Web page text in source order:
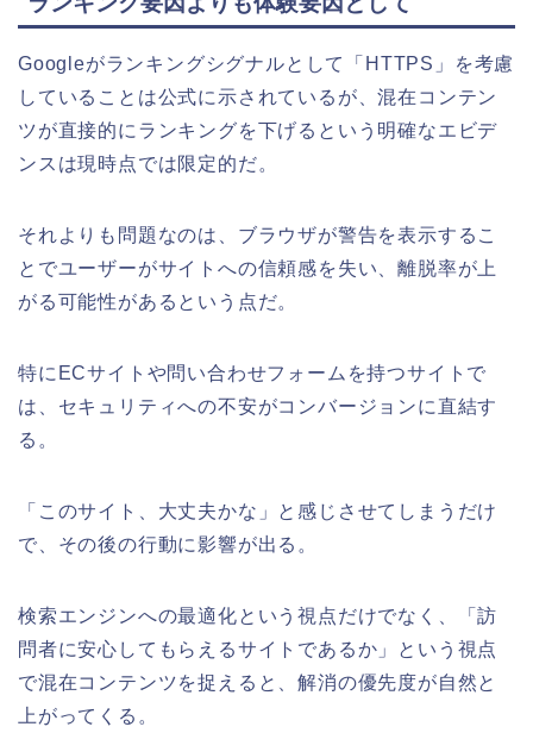
Googleがランキングシグナルとして「HTTPS」を考慮
していることは公式に示されているが、混在コンテン
ツが直接的にランキングを下げるという明確なエビデ
ンスは現時点では限定的だ。
それよりも問題なのは、ブラウザが警告を表示するこ
とでユーザーがサイトへの信頼感を失い、離脱率が上
がる可能性があるという点だ。
特にECサイトや問い合わせフォームを持つサイトで
は、セキュリティへの不安がコンバージョンに直結す
る。
「このサイト、大丈夫かな」と感じさせてしまうだけ
で、その後の行動に影響が出る。
検索エンジンへの最適化という視点だけでなく、「訪
問者に安心してもらえるサイトであるか」という視点
で混在コンテンツを捉えると、解消の優先度が自然と
上がってくる。